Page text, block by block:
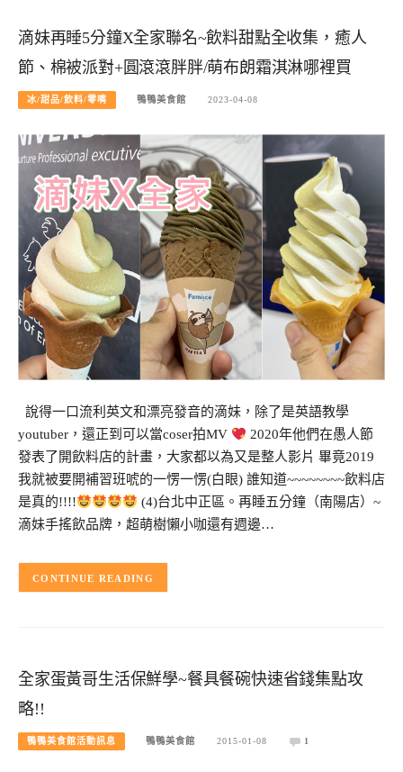
滴妹再睡5分鐘X全家聯名~飲料甜點全收集，癒人
節、棉被派對+圓滾滾胖胖/萌布朗霜淇淋哪裡買
冰/甜品/飲料/零嘴 鴨鴨美食館 2023-04-08
說得一口流利英文和漂亮發音的滴妹，除了是英語教學
youtuber，還正到可以當coser拍MV
2020年他們在愚人節
發表了開飲料店的計畫，大家都以為又是整人影片 畢竟2019
我就被要開補習班唬的一愣一愣(白眼) 誰知道~~~~~~~~飲料店
是真的!!!!
(4)台北中正區。再睡五分鐘（南陽店）~
滴妹手搖飲品牌，超萌樹懶小咖還有週邊…
CONTINUE READING
全家蛋黃哥生活保鮮學~餐具餐碗快速省錢集點攻
略!!
鴨鴨美食館活動訊息 鴨鴨美食館 2015-01-08 1